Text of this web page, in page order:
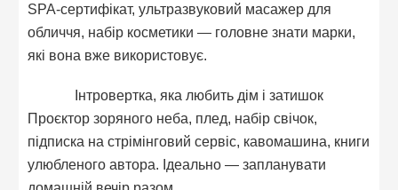
SPA-сертифікат, ультразвуковий масажер для
обличчя, набір косметики — головне знати марки,
які вона вже використовує.
Інтровертка, яка любить дім і затишок
Проєктор зоряного неба, плед, набір свічок,
підписка на стрімінговий сервіс, кавомашина, книги
улюбленого автора. Ідеально — запланувати